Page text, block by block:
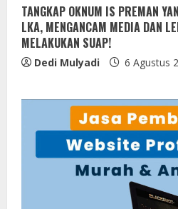
TANGKAP OKNUM IS PREMAN
LKA, MENGANCAM MEDIA DAN
MELAKUKAN SUAP!
Dedi Mulyadi 6 Agustus